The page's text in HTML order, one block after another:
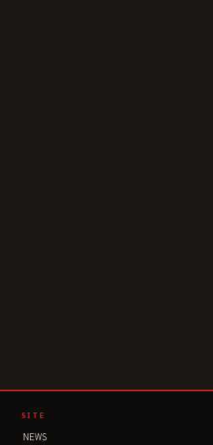
SITE
NEWS